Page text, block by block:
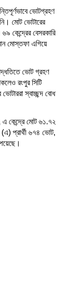
n
d
o
w
)
i
n
d
o
w
)
ভোটগ্রহণ
মোট ভোটারের
কেন্দ্রের বেসরকারি
মোস্তফা এগিয়ে
ভোট গ্রহণ
রংপুর সিটি
স্বাচ্ছন্দ বোধ
এ কেন্দ্রে মোট ৬১.৭২
প্রার্থী ৬৭৪ ভোট,